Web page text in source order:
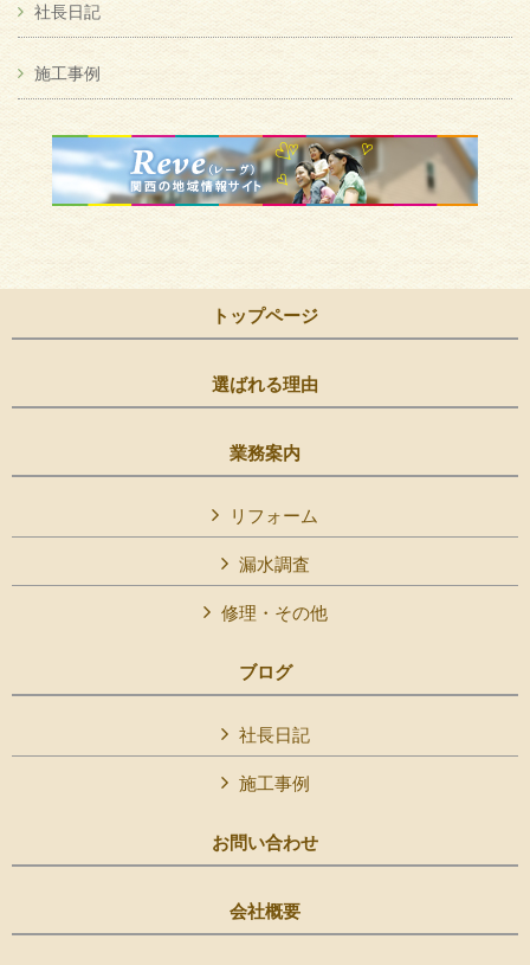
社長日記
施工事例
トップページ
選ばれる理由
業務案内
リフォーム
漏水調査
修理・その他
ブログ
社長日記
施工事例
お問い合わせ
会社概要